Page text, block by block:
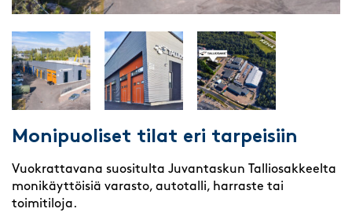
Monipuoliset tilat eri tarpeisiin
Vuokrattavana suositulta Juvantaskun Talliosakkeelta
monikäyttöisiä varasto, autotalli, harraste tai
toimitiloja.